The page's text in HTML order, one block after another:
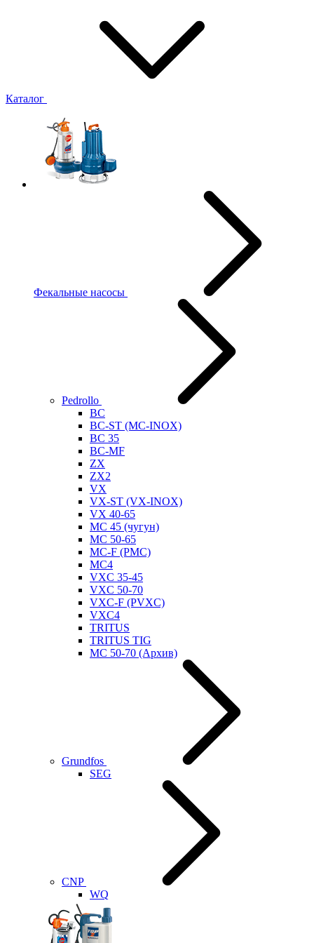
Каталог
Фекальные насосы
Pedrollo
BC
BC-ST (MC-INOX)
BC 35
BC-MF
ZX
ZX2
VX
VX-ST (VX-INOX)
VX 40-65
MC 45 (чугун)
MC 50-65
MC-F (PMC)
MC4
VXC 35-45
VXC 50-70
VXC-F (PVXC)
VXC4
TRITUS
TRITUS TIG
MC 50-70 (Архив)
Grundfos
SEG
CNP
WQ